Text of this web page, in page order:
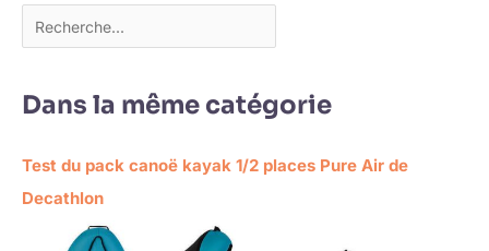
Dans la même catégorie
Test du pack canoë kayak 1/2 places Pure Air de
Decathlon